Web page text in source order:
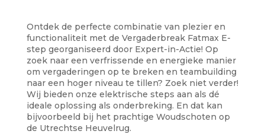
Ontdek de perfecte combinatie van plezier en
functionaliteit met de Vergaderbreak Fatmax E-
step georganiseerd door Expert-in-Actie! Op
zoek naar een verfrissende en energieke manier
om vergaderingen op te breken en teambuilding
naar een hoger niveau te tillen? Zoek niet verder!
Wij bieden onze elektrische steps aan als dé
ideale oplossing als onderbreking. En dat kan
bijvoorbeeld bij het prachtige Woudschoten op
de Utrechtse Heuvelrug.